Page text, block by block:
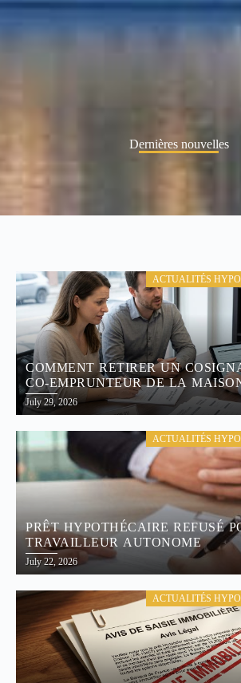
Dernières nouvelles
ACTUALITÉS
COMMENT RETIRER UN
CO-EMPRUNTEUR DE LA
July 29, 2026
ACTUALITÉS
PRÊT HYPOTHÉCAIRE REFUSÉ
TRAVAILLEUR AUTONOME
July 22, 2026
ACTUALITÉS